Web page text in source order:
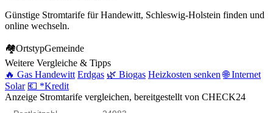
Günstige Stromtarife für Handewitt, Schleswig-Holstein finden und
online wechseln.
🏘OrtstypGemeinde
Weitere Vergleiche & Tipps
🔥 Gas Handewitt Erdgas 🌿 Biogas Heizkosten senken 🌐 Internet
Solar 💶 *Kredit
Anzeige Stromtarife vergleichen, bereitgestellt von CHECK24